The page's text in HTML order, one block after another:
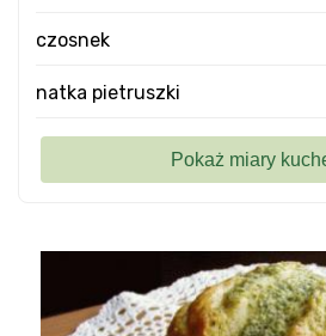
czosnek
natka pietruszki